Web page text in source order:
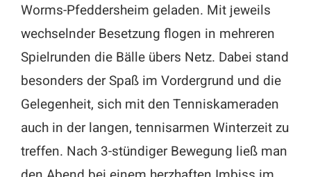
Worms-Pfeddersheim geladen. Mit jeweils
wechselnder Besetzung flogen in mehreren
Spielrunden die Bälle übers Netz. Dabei stand
besonders der Spaß im Vordergrund und die
Gelegenheit, sich mit den Tenniskameraden
auch in der langen, tennisarmen Winterzeit zu
treffen. Nach 3-stündiger Bewegung ließ man